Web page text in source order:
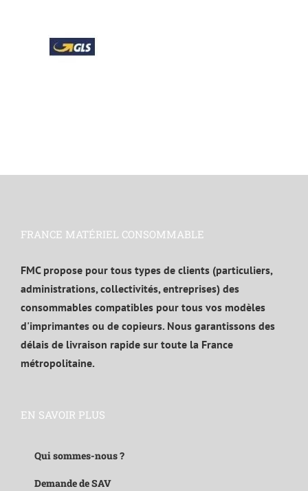
FRANCE MATÉRIEL CONSOMMABLE
FMC propose pour tous types de clients (particuliers,
administrations, collectivités, entreprises) des
consommables compatibles pour tous vos modèles
d'imprimantes ou de copieurs. Nous garantissons des
délais de livraison rapide sur toute la France
métropolitaine.
EN SAVOIR PLUS
Qui sommes-nous ?
Demande de SAV